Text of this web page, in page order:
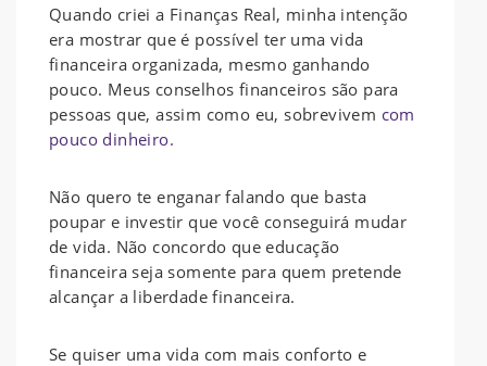
Quando criei a Finanças Real, minha intenção
era mostrar que é possível ter uma vida
financeira organizada, mesmo ganhando
pouco. Meus conselhos financeiros são para
pessoas que, assim como eu, sobrevivem com
pouco dinheiro.
Não quero te enganar falando que basta
poupar e investir que você conseguirá mudar
de vida. Não concordo que educação
financeira seja somente para quem pretende
alcançar a liberdade financeira.
Se quiser uma vida com mais conforto e